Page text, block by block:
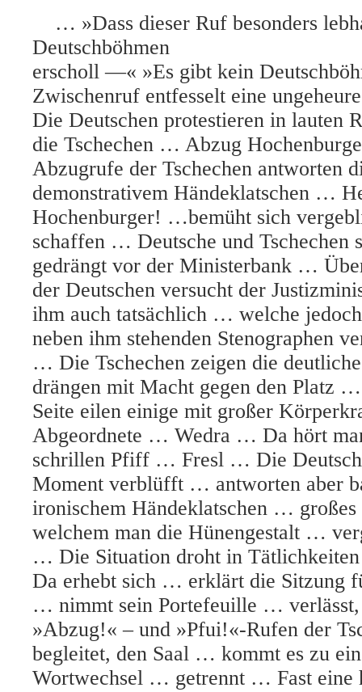
… »Dass dieser Ruf besonders
Deutschböhmen
erscholl —« »Es gibt kein
Zwischenruf entfesselt eine
Die Deutschen protestieren in lauten
die Tschechen … Abzug
Abzugrufe der Tschechen antworten
demonstrativem Händeklatschen …
Hochenburger! …bemüht sich
schaffen … Deutsche und Tschechen
gedrängt vor der Ministerbank …
der Deutschen versucht der
ihm auch tatsächlich … welche
neben ihm stehenden Stenographen
… Die Tschechen zeigen die
drängen mit Macht gegen den Platz
Seite eilen einige mit großer
Abgeordnete … Wedra … Da hört
schrillen Pfiff … Fresl … Die
Moment verblüfft … antworten aber
ironischem Händeklatschen … großes
welchem man die Hünengestalt …
… Die Situation droht in
Da erhebt sich … erklärt die Sitzung
… nimmt sein Portefeuille … verlässt,
»Abzug!« – und »Pfui!«-Rufen der
begleitet, den Saal … kommt es zu
Wortwechsel … getrennt … Fast eine